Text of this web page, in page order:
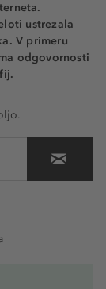
ustrezala
V primeru
odgovornosti